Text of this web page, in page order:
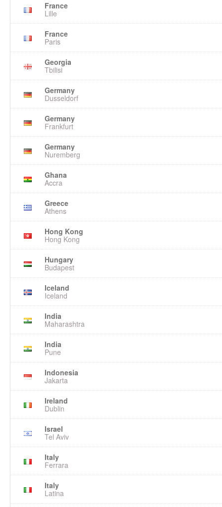
France
Lille
France
Paris
Georgia
Tbilisi
Germany
Dusseldorf
Germany
Frankfurt
Germany
Nuremberg
Ghana
Accra
Greece
Athens
Hong Kong
Hong Kong
Hungary
Budapest
Iceland
Iceland
India
Maharashtra
India
Pune
Indonesia
Jakarta
Ireland
Dublin
Israel
Tel Aviv
Italy
Ferrara
Italy
Latina